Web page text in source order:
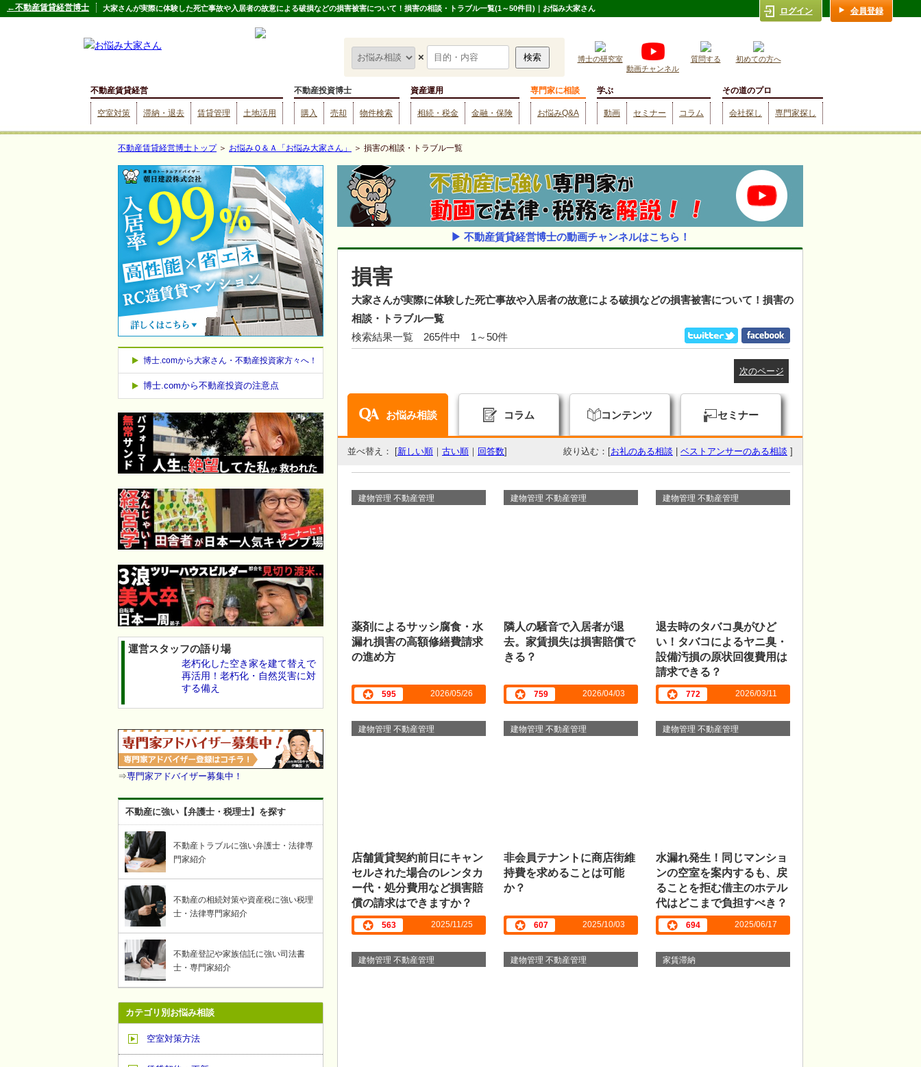
大家さんが実際に体験した死亡事故や入居者の故意による破損などの損害被害について！損害の相談・トラブル一覧(1～50件目)｜お悩み大家さん
×
博士の研究室
動画チャンネル
質問する 初めての方へ
不動産賃貸経営
空室対策 滞納・退去 賃貸管理 土地活用
不動産投資博士
購入 売却 物件検索
資産運用
相続・税金 金融・保険
専門家に相談
お悩みQ&A
学ぶ
動画 セミナー コラム
その道のプロ
会社探し 専門家探し
←不動産賃貸経営博士 ログイン 会員登録
不動産賃貸経営博士トップ＞ お悩みＱ＆Ａ「お悩み大家さん」 ＞ 損害の相談・トラブル一覧
▶ 不動産賃貸経営博士の動画チャンネルはこちら！
損害
大家さんが実際に体験した死亡事故や入居者の故意による破損などの損害被害について！損害の
相談・トラブル一覧
検索結果一覧 265件中 1～50件
次のページ
お悩み相談 コラム コンテンツ セミナー
並べ替え： [新しい順 ｜ 古い順 ｜ 回答数] 絞り込む：[お礼のある相談 ベストアンサーのある相談 ]
建物管理 不動産管理
薬剤によるサッシ腐食・水
漏れ損害の高額修繕費請求
の進め方
595 2026/05/26
建物管理 不動産管理
隣人の騒音で入居者が退
去。家賃損失は損害賠償で
きる？
759 2026/04/03
建物管理 不動産管理
退去時のタバコ臭がひど
い！タバコによるヤニ臭・
設備汚損の原状回復費用は
請求できる？
772 2026/03/11
建物管理 不動産管理
店舗賃貸契約前日にキャン
セルされた場合のレンタカ
ー代・処分費用など損害賠
償の請求はできますか？
563 2025/11/25
建物管理 不動産管理
非会員テナントに商店街維
持費を求めることは可能
か？
607 2025/10/03
建物管理 不動産管理
水漏れ発生！同じマンショ
ンの空室を案内するも、戻
ることを拒む借主のホテル
代はどこまで負担すべき？
694 2025/06/17
建物管理 不動産管理 建物管理 不動産管理 家賃滞納
博士.comから大家さん・不動産投資家方々へ！
博士.comから不動産投資の注意点
運営スタッフの語り場
老朽化した空き家を建て替えで
再活用！老朽化・自然災害に対
する備え
⇒専門家アドバイザー募集中！
不動産に強い【弁護士・税理士】を探す
不動産トラブルに強い弁護士・法律専
門家紹介
不動産の相続対策や資産税に強い税理
士・法律専門家紹介
不動産登記や家族信託に強い司法書
士・専門家紹介
カテゴリ別お悩み相談
空室対策方法